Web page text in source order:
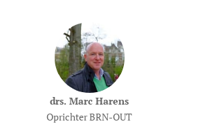
drs. Marc Harens
Oprichter BRN-OUT